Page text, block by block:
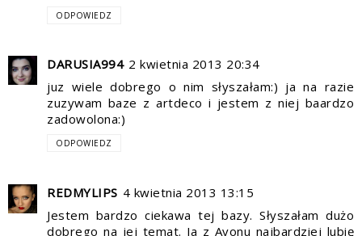
ODPOWIEDZ
DARUSIA994 2 kwietnia 2013 20:34
juz wiele dobrego o nim słyszałam:) ja na razie
zuzywam baze z artdeco i jestem z niej baardzo
zadowolona:)
ODPOWIEDZ
REDMYLIPS 4 kwietnia 2013 13:15
Jestem bardzo ciekawa tej bazy. Słyszałam dużo
dobrego na jej temat. Ja z Avonu najbardziej lubię